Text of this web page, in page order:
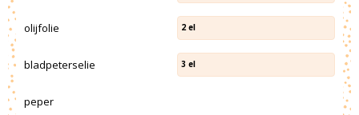
olijfolie 2 el
bladpeterselie 3 el
peper